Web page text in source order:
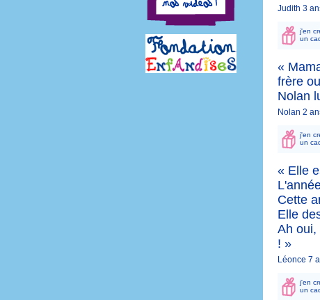
Judith 3
j'en
un
«
frère
Nolan
Nolan 2
j'en
un
« Elle
Cette
Elle
Ah oui,
! »
Léonce 7
j'en
un